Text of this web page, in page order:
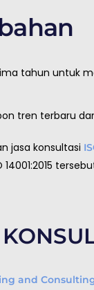
tahun untuk
tren terbaru
jasa konsultasi
and